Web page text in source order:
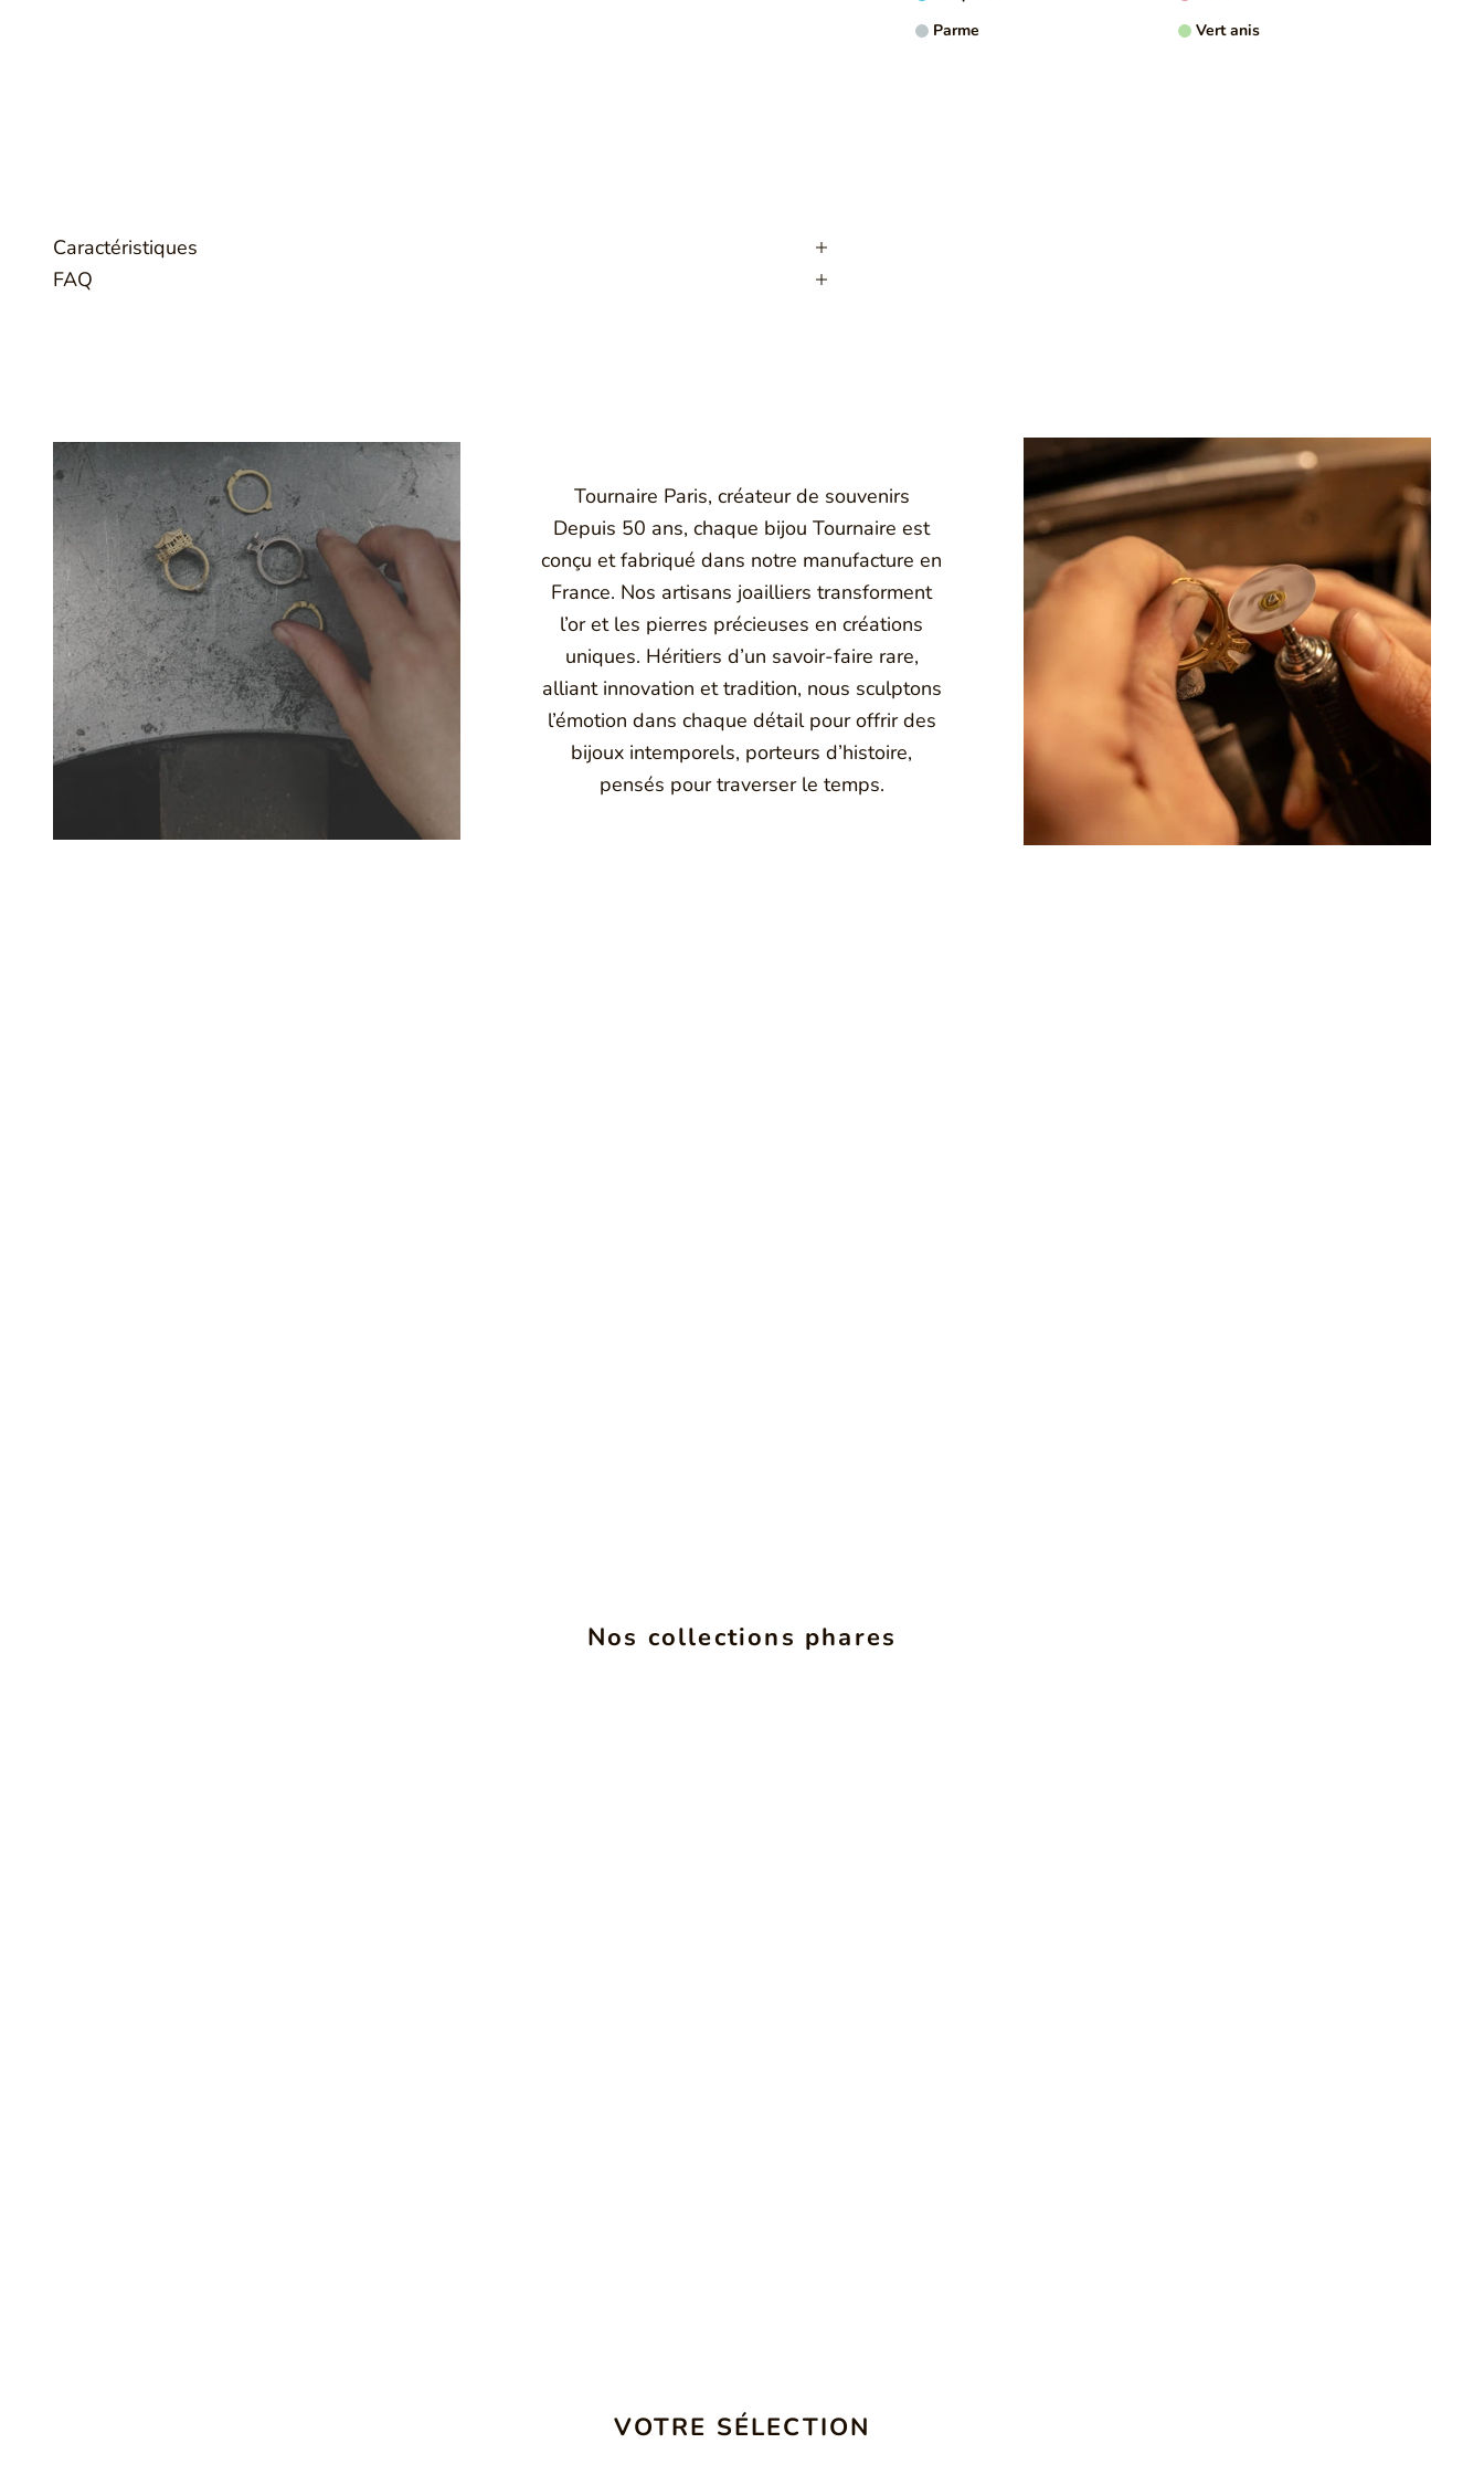
Parme
Vert anis
Caractéristiques
FAQ
Tournaire Paris, créateur de souvenirs
Depuis 50 ans, chaque bijou Tournaire est
conçu et fabriqué dans notre manufacture en
France. Nos artisans joailliers transforment
l’or et les pierres précieuses en créations
uniques. Héritiers d’un savoir-faire rare,
alliant innovation et tradition, nous sculptons
l’émotion dans chaque détail pour offrir des
bijoux intemporels, porteurs d’histoire,
pensés pour traverser le temps.
Montbrison, Lyon, Paris
Nos collections phares
INSéPARABLES
VOTRE SÉLECTION